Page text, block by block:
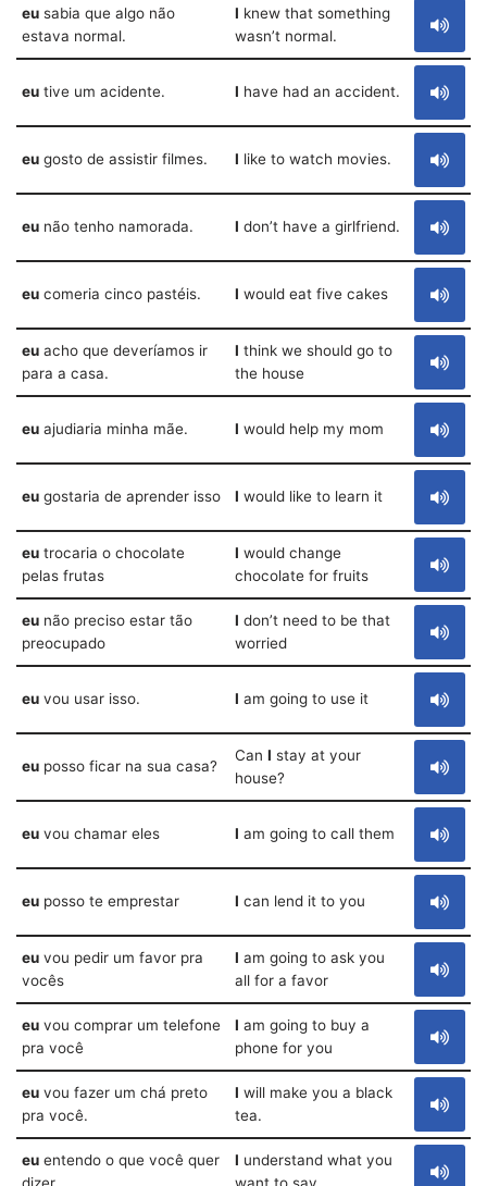
eu sabia que algo não
estava normal.
I knew that something
wasn’t normal.
eu tive um acidente. I have had an accident.
eu gosto de assistir filmes. I like to watch movies.
eu não tenho namorada. I don’t have a girlfriend.
eu comeria cinco pastéis. I would eat five cakes
eu acho que deveríamos ir
para a casa.
I think we should go to
the house
eu ajudiaria minha mãe. I would help my mom
eu gostaria de aprender isso I would like to learn it
eu trocaria o chocolate
pelas frutas
I would change
chocolate for fruits
eu não preciso estar tão
preocupado
I don’t need to be that
worried
eu vou usar isso. I am going to use it
eu posso ficar na sua casa?
Can I stay at your
house?
eu vou chamar eles I am going to call them
eu posso te emprestar I can lend it to you
eu vou pedir um favor pra
vocês
I am going to ask you
all for a favor
eu vou comprar um telefone
pra você
I am going to buy a
phone for you
eu vou fazer um chá preto
pra você.
I will make you a black
tea.
eu entendo o que você quer
I understand what you